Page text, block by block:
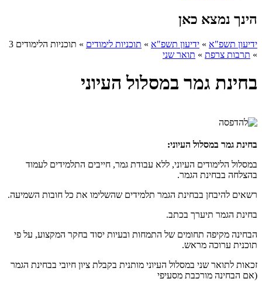
הינך נמצא כאן
ידיעון תשפ"א » ידיעון תשפ"א » תוכניות לימודים » תוכניות הלימודים 3
» תרבות צרפת » תואר שני
בחינת גמר במסלול העיוני
בחינת גמר במסלול העיוני:
במסלול הלימודים העיוני, ללא עבודת גמר, חייבים התלמידים לעמוד
בהצלחה בבחינת הגמר.
רשאים להיבחן בבחינת הגמר תלמידים שהשלימו את כל חובות השמיעה.
בחינת הגמר תיערך בכתב.
הבחינה מקיפה תחומים של התמחות ובעיות יסוד בחקר המקצוע, על פי
תוכנית ערוכה מראש.
זכאות לתואר שני במסלול העיוני מותנית בקבלת ציון חיובי בבחינת הגמר
(אם הבחינה מורכבת מסעיפי